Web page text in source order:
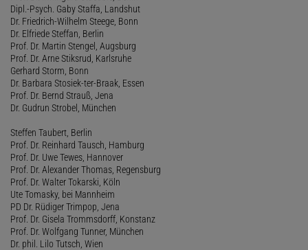
Dipl.-Psych. Gaby Staffa, Landshut
Dr. Friedrich-Wilhelm Steege, Bonn
Dr. Elfriede Steffan, Berlin
Prof. Dr. Martin Stengel, Augsburg
Prof. Dr. Arne Stiksrud, Karlsruhe
Gerhard Storm, Bonn
Dr. Barbara Stosiek-ter-Braak, Essen
Prof. Dr. Bernd Strauß, Jena
Dr. Gudrun Strobel, München
Steffen Taubert, Berlin
Prof. Dr. Reinhard Tausch, Hamburg
Prof. Dr. Uwe Tewes, Hannover
Prof. Dr. Alexander Thomas, Regensburg
Prof. Dr. Walter Tokarski, Köln
Ute Tomasky, bei Mannheim
PD Dr. Rüdiger Trimpop, Jena
Prof. Dr. Gisela Trommsdorff, Konstanz
Prof. Dr. Wolfgang Tunner, München
Dr. phil. Lilo Tutsch, Wien